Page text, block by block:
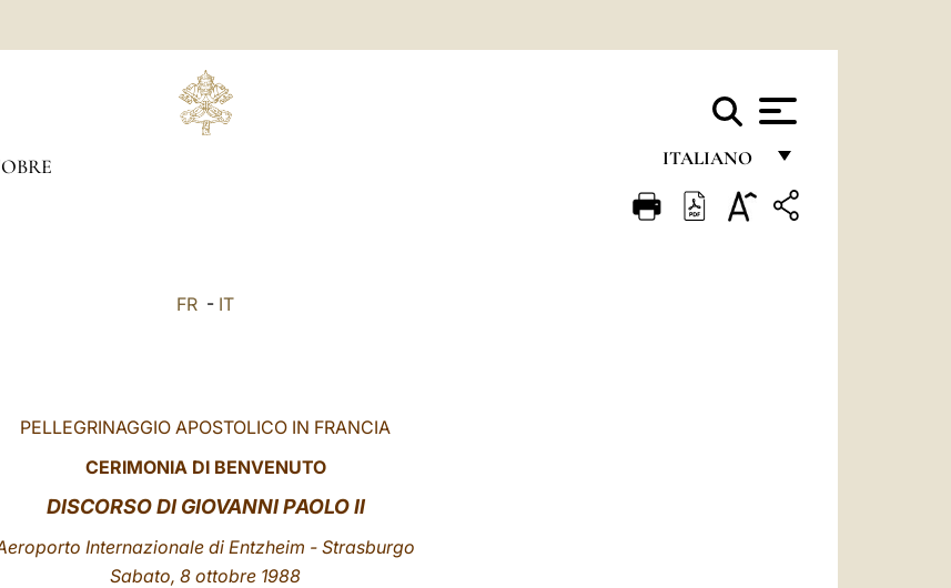
ITALIANO
FRANÇAIS
FR - IT
PELLEGRINAGGIO APOSTOLICO IN FRANCIA
CERIMONIA DI BENVENUTO
DISCORSO DI GIOVANNI PAOLO II
Internazionale di Entzheim - Strasburgo
Sabato, 8 ottobre 1988